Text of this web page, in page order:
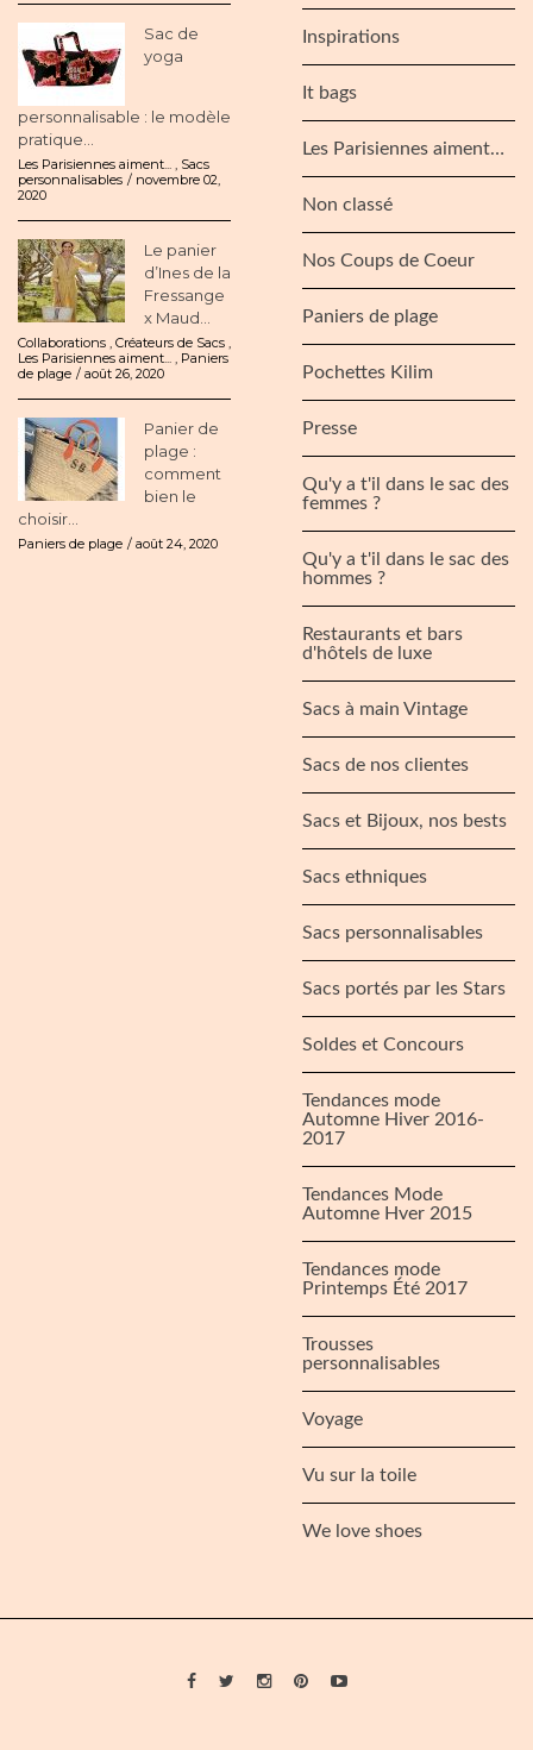
Sac de
yoga
personnalisable : le modèle
pratique...
Les Parisiennes aiment...
Sacs
personnalisables
novembre 02,
2020
Le panier
d’Ines de la
Fressange
x Maud...
Collaborations Créateurs de Sacs
Les Parisiennes aiment...
Paniers
de plage
août 26, 2020
Panier de
plage :
comment
bien le
choisir...
Paniers de plage août 24, 2020
Inspirations
It bags
Les Parisiennes aiment…
Non classé
Nos Coups de Coeur
Paniers de plage
Pochettes Kilim
Presse
Qu'y a t'il dans le sac des
femmes ?
Qu'y a t'il dans le sac des
hommes ?
Restaurants et bars
d'hôtels de luxe
Sacs à main Vintage
Sacs de nos clientes
Sacs et Bijoux, nos bests
Sacs ethniques
Sacs personnalisables
Sacs portés par les Stars
Soldes et Concours
Tendances mode
Automne Hiver 2016-
2017
Tendances Mode
Automne Hver 2015
Tendances mode
Printemps Été 2017
Trousses
personnalisables
Voyage
Vu sur la toile
We love shoes